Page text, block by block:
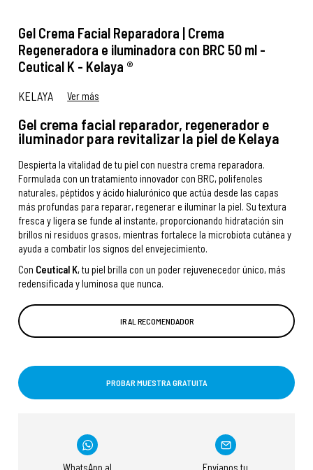
Gel Crema Facial Reparadora | Crema
Regeneradora e iluminadora con BRC 50 ml -
Ceutical K - Kelaya ®
KELAYA Ver más
Gel crema facial reparador, regenerador e
iluminador para revitalizar la piel de Kelaya
Despierta la vitalidad de tu piel con nuestra crema reparadora.
Formulada con un tratamiento innovador con BRC, polifenoles
naturales, péptidos y ácido hialurónico que actúa desde las capas
más profundas para reparar, regenerar e iluminar la piel. Su textura
fresca y ligera se funde al instante, proporcionando hidratación sin
brillos ni residuos grasos, mientras fortalece la microbiota cutánea y
ayuda a combatir los signos del envejecimiento.
Con Ceutical K, tu piel brilla con un poder rejuvenecedor único, más
redensificada y luminosa que nunca.
IR AL RECOMENDADOR
PROBAR MUESTRA GRATUITA
WhatsApp al
Envíanos tu